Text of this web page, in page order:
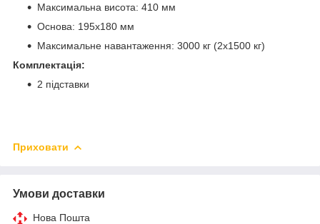
Максимальна висота: 410 мм
Основа: 195x180 мм
Максимальне навантаження: 3000 кг (2х1500 кг)
Комплектація:
2 підставки
Приховати
Умови доставки
Нова Пошта